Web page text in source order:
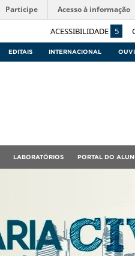
ACESSIBILIDADE 5
Participe Acesso à informação
EDITAIS INTERNACIONAL
LABORATÓRIOS PORTAL DO